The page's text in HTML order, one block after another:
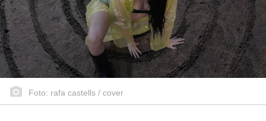
Foto: rafa castells / cover